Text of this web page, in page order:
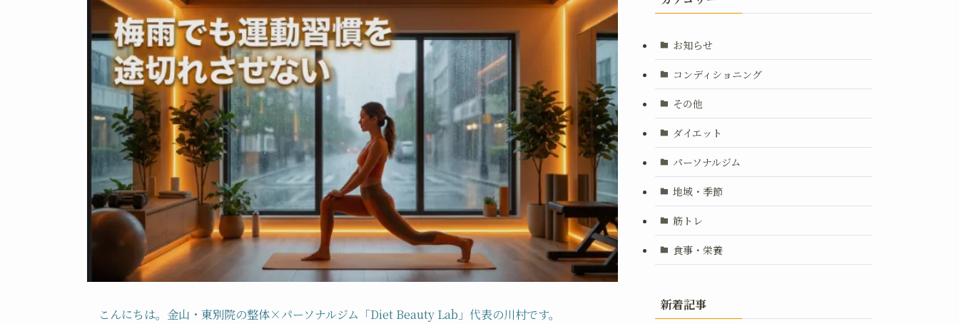
こんにちは。金山・東別院の整体×パーソナルジム「Diet Beauty Lab」代表の川村です。
お知らせ
コンディショニング
その他
ダイエット
パーソナルジム
地域・季節
筋トレ
食事・栄養
新着記事